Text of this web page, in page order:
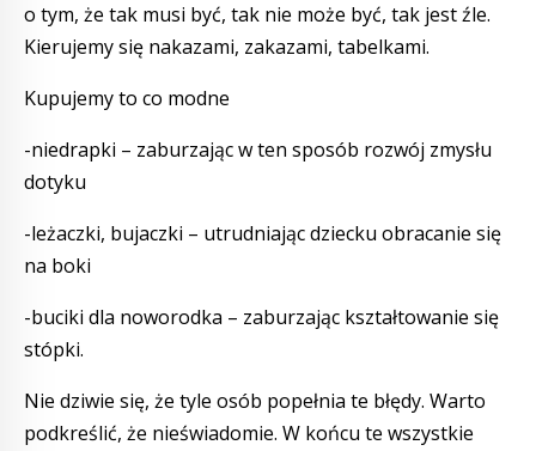
o tym, że tak musi być, tak nie może być, tak jest źle.
Kierujemy się nakazami, zakazami, tabelkami.
Kupujemy to co modne
-niedrapki – zaburzając w ten sposób rozwój zmysłu
dotyku
-leżaczki, bujaczki – utrudniając dziecku obracanie się
na boki
-buciki dla noworodka – zaburzając kształtowanie się
stópki.
Nie dziwie się, że tyle osób popełnia te błędy. Warto
podkreślić, że nieświadomie. W końcu te wszystkie